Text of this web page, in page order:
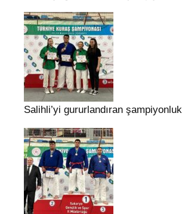
Salihli’yi gururlandıran şampiyonluk